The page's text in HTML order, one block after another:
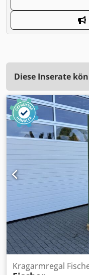
Diese Inserate
Kragarmregal